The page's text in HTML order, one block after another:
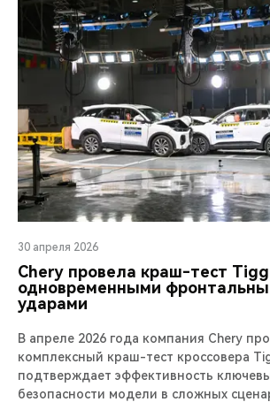
30 апреля 2026
Chery провела краш-тест
одновременными
ударами
В апреле 2026 года компания Chery
комплексный краш-тест кроссовера
подтверждает эффективность
безопасности модели в сложных